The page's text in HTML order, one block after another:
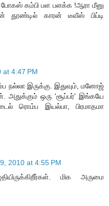
போகஸ் கம்பி பள பளக்க !ஆரா மீனு
தூண்டில் காரன் டீவீஸ் பிப்டி
at 4:47 PM
நல்லா இருக்கு. இதுவும், மனோஜ்
அதுக்கும் ஒரு 'சூப்பர்' இங்கயே
ரொம்ப இயல்பா, பிரமாதமா
2010 at 4:55 PM
மிக அருமை